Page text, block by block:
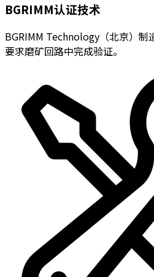
BGRIMM认证技术
BGRIMM Technology（北京）制
要求磨矿回路中完成验证。